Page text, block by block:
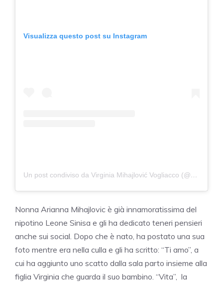
Visualizza questo post su Instagram
Un post condiviso da Virginia Mihajlović Vogliacco (@virgimih)
Nonna Arianna Mihajlovic è già innamoratissima del
nipotino Leone Sinisa e gli ha dedicato teneri pensieri
anche sui social. Dopo che è nato, ha postato una sua
foto mentre era nella culla e gli ha scritto: “Ti amo”, a
cui ha aggiunto uno scatto dalla sala parto insieme alla
figlia Virginia che guarda il suo bambino. “Vita”, la